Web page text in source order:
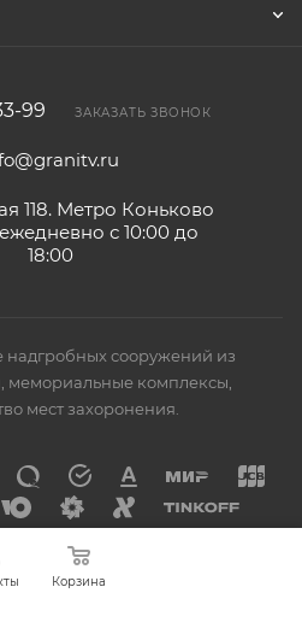
99 ЗАКАЗАТЬ ЗВОНОК
118. Метро Коньково
с 10:00 до
18:00
надгробных сооружений из
мемориальные комплексы,
мест захоронения.
Корзина